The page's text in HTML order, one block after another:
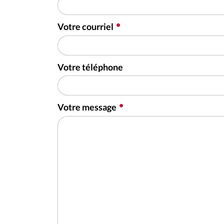
Votre courriel
Votre téléphone
Votre message